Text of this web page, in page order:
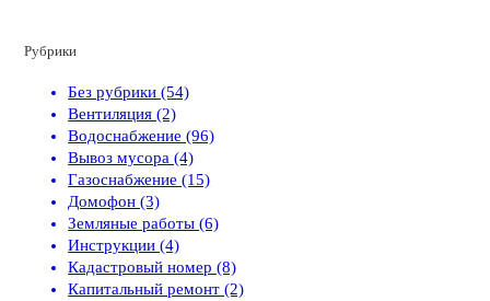
Рубрики
Без рубрики (54)
Вентиляция (2)
Водоснабжение (96)
Вывоз мусора (4)
Газоснабжение (15)
Домофон (3)
Земляные работы (6)
Инструкции (4)
Кадастровый номер (8)
Капитальный ремонт (2)